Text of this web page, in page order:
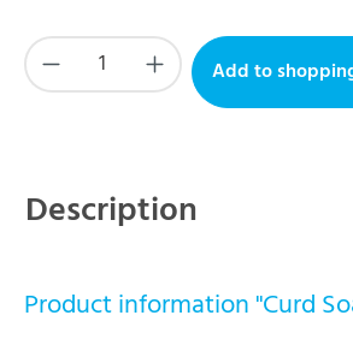
Product Quantity: Enter the
Add to
Description
Product information "Curd